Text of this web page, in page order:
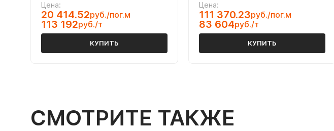
Цена:
20 414.52руб./пог.м
113 192руб./т
КУПИТЬ
Цена:
111 370.23руб./пог.м
83 604руб./т
КУПИТЬ
СМОТРИТЕ ТАКЖЕ